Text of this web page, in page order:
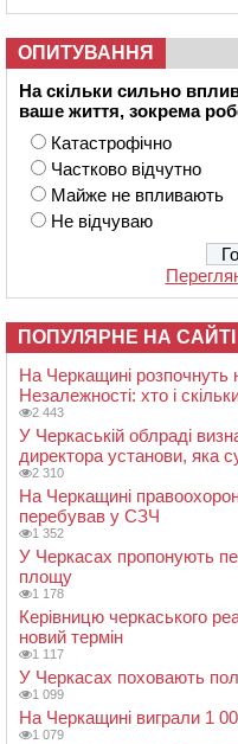
ОПИТУВАННЯ
На скільки сильно
ваше життя, зокрема
Катастрофічно
Частково відчутно
Майже не впливають
Не відчуваю
ПОПУЛЯРНЕ НА САЙТІ
На Черкащині розпочнуть
Незалежності: хто і
2 443
У Черкаській облраді
директора установи, яка
2 310
На Черкащині
перебував у СЗЧ
1 352
У Черкасах пропонують
площу
1 178
Керівницю черкаського
новий термін
1 117
У Черкасах поховають
1 099
На Черкащині виграли 1
1 079